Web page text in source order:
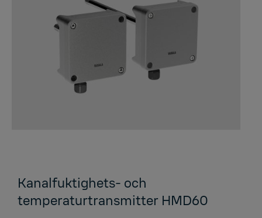
Kanalfuktighets- och
temperaturtransmitter HMD60